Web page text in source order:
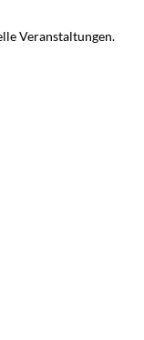
Veranstaltungen.